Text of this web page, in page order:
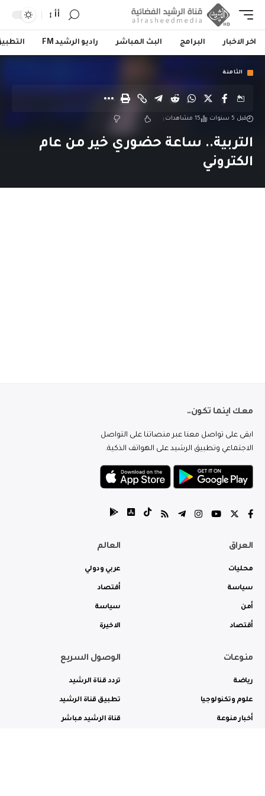
أأ
اخر الاخبار البرامج البث المباشر راديو الرشيد FM
الثامنة
قبل 5 سنوات 15 مشاهدات
التربية.. ساعة حضوري خير من عام
الكتروني
معك اينما تكون..
ابقى على تواصل معنا عبر منصاتنا على التواصل
الاجتماعي وتطبيق الرشيد على الهواتف الذكية.
العراق
محليات
سياسة
أمن
أقتصاد
العالم
عربي ودولي
أقتصاد
سياسة
الاخيرة
منوعات
رياضة
علوم وتكنولوجيا
أخبار منوعة
الوصول السريع
تردد قناة الرشيد
تطبيق قناة الرشيد
قناة الرشيد مباشر